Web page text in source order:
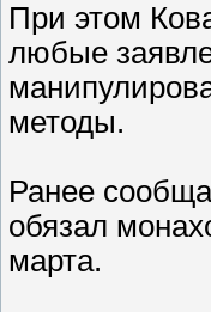
При этом
любые
методы.
Ранее
обязал
марта.